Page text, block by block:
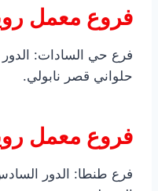
فروع معمل
فرع حي السادات: الدور
حلواني قصر نابولي.
فروع معمل